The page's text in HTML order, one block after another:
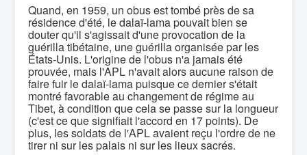
Quand, en 1959, un obus est tombé près de sa
résidence d'été, le dalaï-lama pouvait bien se
douter qu'il s'agissait d'une provocation de la
guérilla tibétaine, une guérilla organisée par les
États-Unis. L'origine de l'obus n'a jamais été
prouvée, mais l'APL n'avait alors aucune raison de
faire fuir le dalaï-lama puisque ce dernier s'était
montré favorable au changement de régime au
Tibet, à condition que cela se passe sur la longueur
(c'est ce que signifiait l'accord en 17 points). De
plus, les soldats de l'APL avaient reçu l'ordre de ne
tirer ni sur les palais ni sur les lieux sacrés.